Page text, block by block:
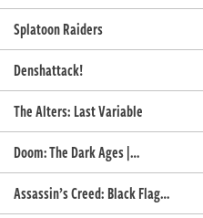
Splatoon Raiders
Denshattack!
The Alters: Last Variable
Doom: The Dark Ages |…
Assassin’s Creed: Black Flag…